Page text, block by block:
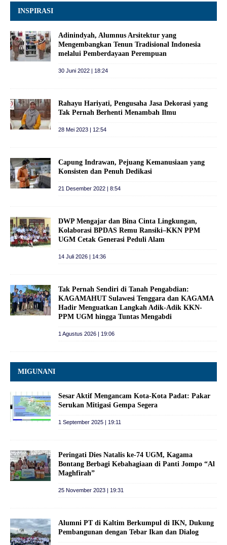
INSPIRASI
Adinindyah, Alumnus Arsitektur yang
Mengembangkan Tenun Tradisional Indonesia
melalui Pemberdayaan Perempuan
30 Juni 2022 | 18:24
Rahayu Hariyati, Pengusaha Jasa Dekorasi yang
Tak Pernah Berhenti Menambah Ilmu
28 Mei 2023 | 12:54
Capung Indrawan, Pejuang Kemanusiaan yang
Konsisten dan Penuh Dedikasi
21 Desember 2022 | 8:54
DWP Mengajar dan Bina Cinta Lingkungan,
Kolaborasi BPDAS Remu Ransiki–KKN PPM
UGM Cetak Generasi Peduli Alam
14 Juli 2026 | 14:36
Tak Pernah Sendiri di Tanah Pengabdian:
KAGAMAHUT Sulawesi Tenggara dan KAGAMA
Hadir Menguatkan Langkah Adik-Adik KKN-
PPM UGM hingga Tuntas Mengabdi
1 Agustus 2026 | 19:06
MIGUNANI
Sesar Aktif Mengancam Kota-Kota Padat: Pakar
Serukan Mitigasi Gempa Segera
1 September 2025 | 19:11
Peringati Dies Natalis ke-74 UGM, Kagama
Bontang Berbagi Kebahagiaan di Panti Jompo “Al
Maghfirah”
25 November 2023 | 19:31
Alumni PT di Kaltim Berkumpul di IKN, Dukung
Pembangunan dengan Tebar Ikan dan Dialog